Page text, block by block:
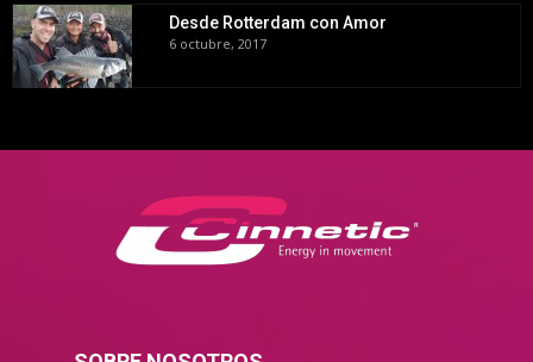
Desde Rotterdam con Amor
6 octubre, 2017